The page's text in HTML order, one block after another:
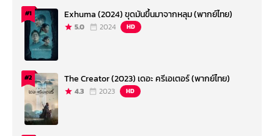
#1 Exhuma (2024) ขุดมันขึ้นมาจากหลุม (พากย์ไทย)
5.0 2024 HD
#2 The Creator (2023) เดอะ ครีเอเตอร์ (พากย์ไทย)
4.3 2023 HD